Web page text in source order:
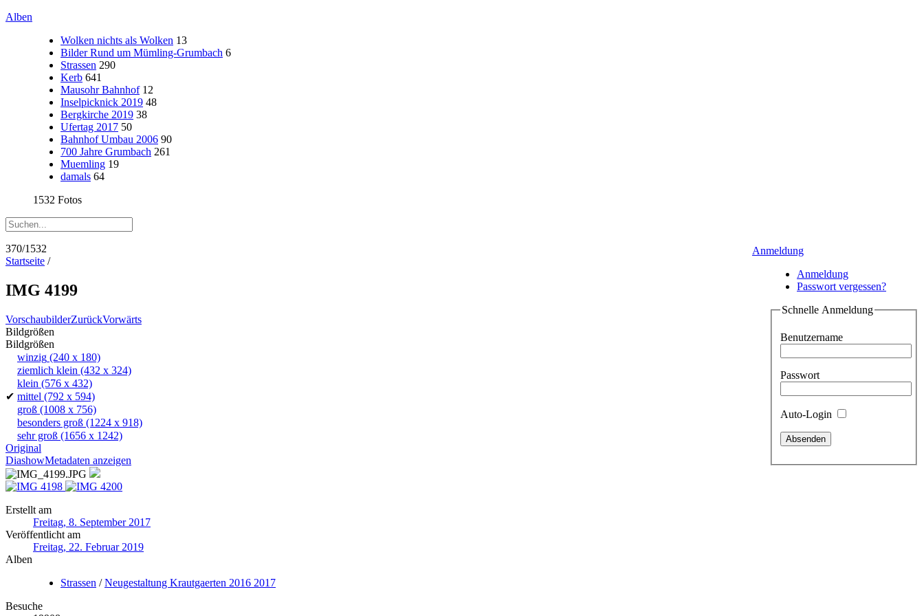
Alben
Wolken nichts als Wolken 13
Bilder Rund um Mümling-Grumbach 6
Strassen 290
Kerb 641
Mausohr Bahnhof 12
Inselpicknick 2019 48
Bergkirche 2019 38
Ufertag 2017 50
Bahnhof Umbau 2006 90
700 Jahre Grumbach 261
Muemling 19
damals 64
1532 Fotos
Anmeldung
Anmeldung
Passwort vergessen?
Schnelle Anmeldung
Benutzername
Passwort
Auto-Login
370/1532
Startseite /
IMG 4199
VorschaubilderZurückVorwärts
Bildgrößen
Bildgrößen
winzig (240 x 180)
ziemlich klein (432 x 324)
klein (576 x 432)
✔ mittel (792 x 594)
groß (1008 x 756)
besonders groß (1224 x 918)
sehr groß (1656 x 1242)
Original
DiashowMetadaten anzeigen
Erstellt am
Freitag, 8. September 2017
Veröffentlicht am
Freitag, 22. Februar 2019
Alben
Strassen /Neugestaltung Krautgaerten 2016 2017
Besuche